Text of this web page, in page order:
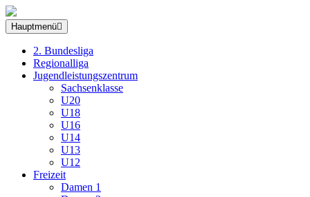
Hauptmenü
2. Bundesliga
Regionalliga
Jugendleistungszentrum
Sachsenklasse
U20
U18
U16
U14
U13
U12
Freizeit
Damen 1